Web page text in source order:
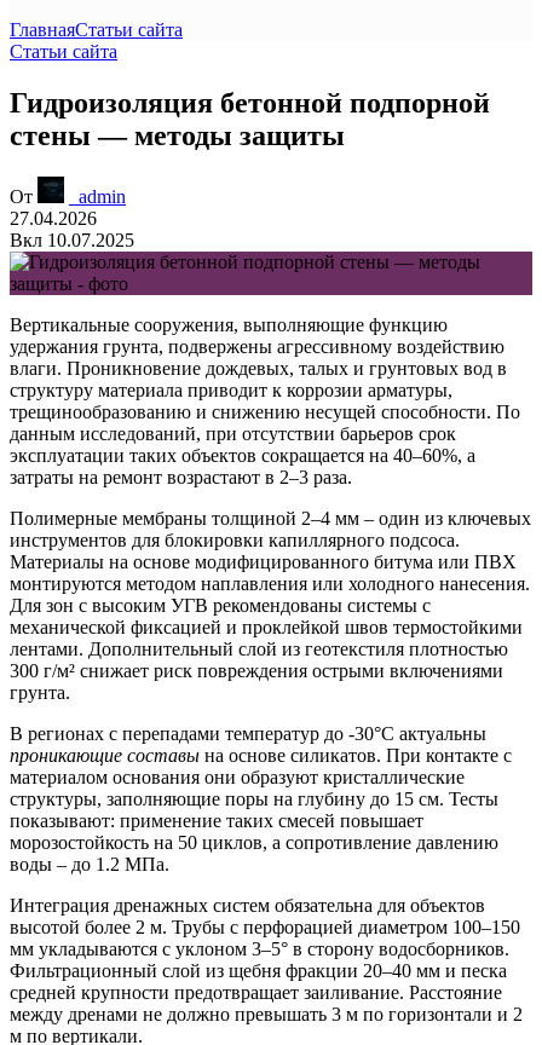
ГлавнаяСтатьи сайта
Статьи сайта
Гидроизоляция бетонной подпорной
стены — методы защиты
От
_admin
27.04.2026
Вкл 10.07.2025
Вертикальные сооружения, выполняющие функцию
удержания грунта, подвержены агрессивному воздействию
влаги. Проникновение дождевых, талых и грунтовых вод в
структуру материала приводит к коррозии арматуры,
трещинообразованию и снижению несущей способности. По
данным исследований, при отсутствии барьеров срок
эксплуатации таких объектов сокращается на 40–60%, а
затраты на ремонт возрастают в 2–3 раза.
Полимерные мембраны толщиной 2–4 мм – один из ключевых
инструментов для блокировки капиллярного подсоса.
Материалы на основе модифицированного битума или ПВХ
монтируются методом наплавления или холодного нанесения.
Для зон с высоким УГВ рекомендованы системы с
механической фиксацией и проклейкой швов термостойкими
лентами. Дополнительный слой из геотекстиля плотностью
300 г/м² снижает риск повреждения острыми включениями
грунта.
В регионах с перепадами температур до -30°C актуальны
проникающие составы на основе силикатов. При контакте с
материалом основания они образуют кристаллические
структуры, заполняющие поры на глубину до 15 см. Тесты
показывают: применение таких смесей повышает
морозостойкость на 50 циклов, а сопротивление давлению
воды – до 1.2 МПа.
Интеграция дренажных систем обязательна для объектов
высотой более 2 м. Трубы с перфорацией диаметром 100–150
мм укладываются с уклоном 3–5° в сторону водосборников.
Фильтрационный слой из щебня фракции 20–40 мм и песка
средней крупности предотвращает заиливание. Расстояние
между дренами не должно превышать 3 м по горизонтали и 2
м по вертикали.